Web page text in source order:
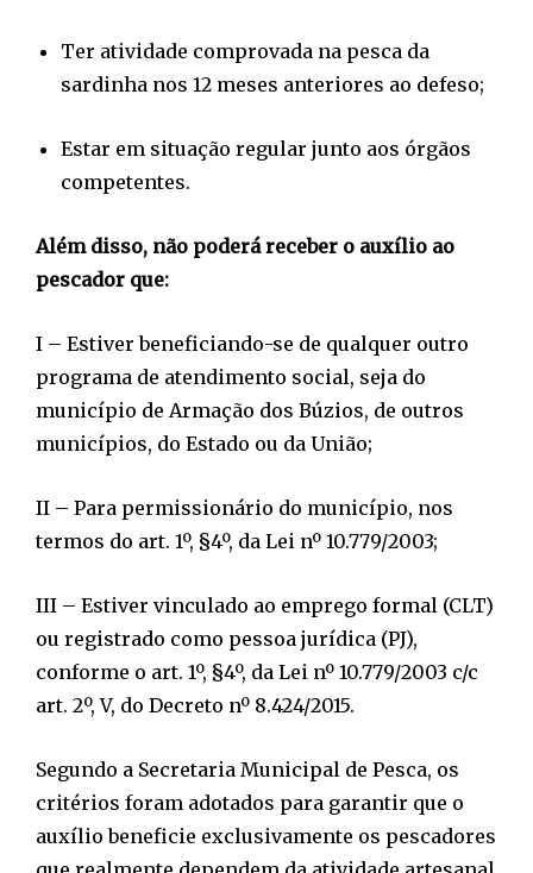
Ter atividade comprovada na pesca da
sardinha nos 12 meses anteriores ao defeso;
Estar em situação regular junto aos órgãos
competentes.
Além disso, não poderá receber o auxílio ao
pescador que:
I – Estiver beneficiando-se de qualquer outro
programa de atendimento social, seja do
município de Armação dos Búzios, de outros
municípios, do Estado ou da União;
II – Para permissionário do município, nos
termos do art. 1º, §4º, da Lei nº 10.779/2003;
III – Estiver vinculado ao emprego formal (CLT)
ou registrado como pessoa jurídica (PJ),
conforme o art. 1º, §4º, da Lei nº 10.779/2003 c/c
art. 2º, V, do Decreto nº 8.424/2015.
Segundo a Secretaria Municipal de Pesca, os
critérios foram adotados para garantir que o
auxílio beneficie exclusivamente os pescadores